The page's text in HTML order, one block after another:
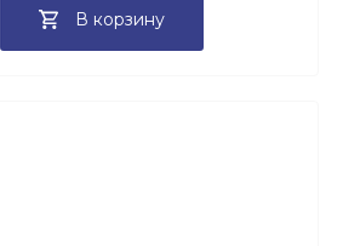
В корзину